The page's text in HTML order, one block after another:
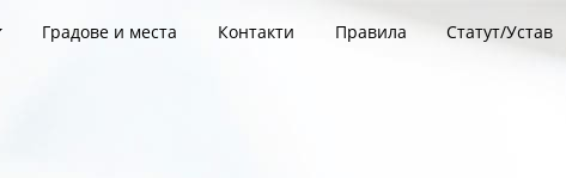
Градове и места Контакти Правила Статут/Устав